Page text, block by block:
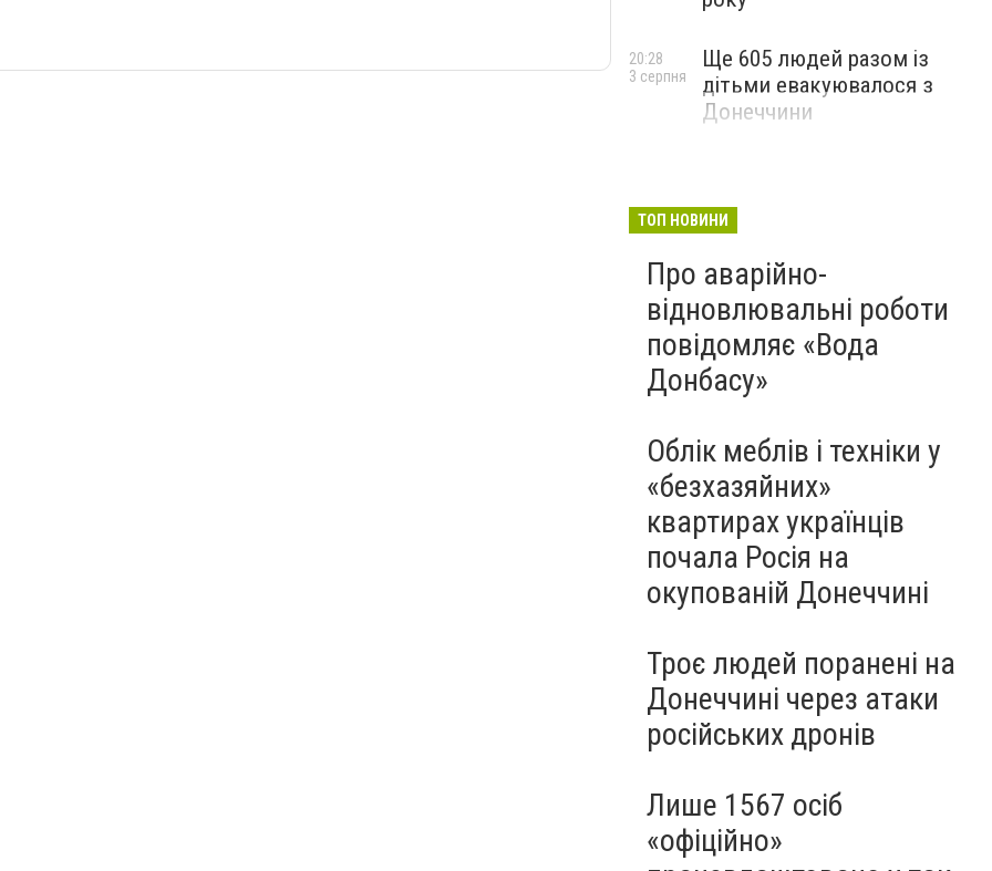
Ще 605 людей разом із
дітьми евакуювалося з
Донеччини
20:28
3 серпня
ТОП НОВИНИ
Про аварійно-
відновлювальні роботи
повідомляє «Вода
Донбасу»
Облік меблів і техніки у
«безхазяйних»
квартирах українців
почала Росія на
окупованій Донеччині
Троє людей поранені на
Донеччині через атаки
російських дронів
Лише 1567 осіб
«офіційно»